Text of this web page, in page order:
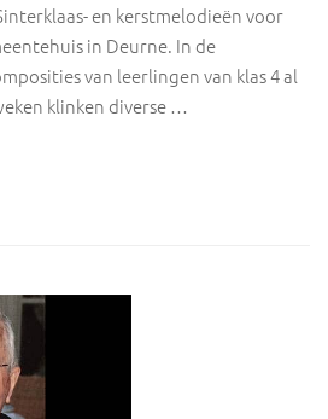
en kerstmelodieën voor
in Deurne. In de
van leerlingen van klas 4 al
klinken diverse …